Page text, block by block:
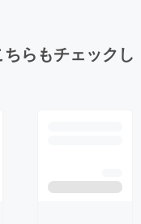
らもチェックし